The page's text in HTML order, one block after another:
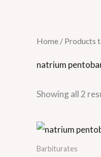
Home / Products
natrium
Showing all 2
Barbiturates